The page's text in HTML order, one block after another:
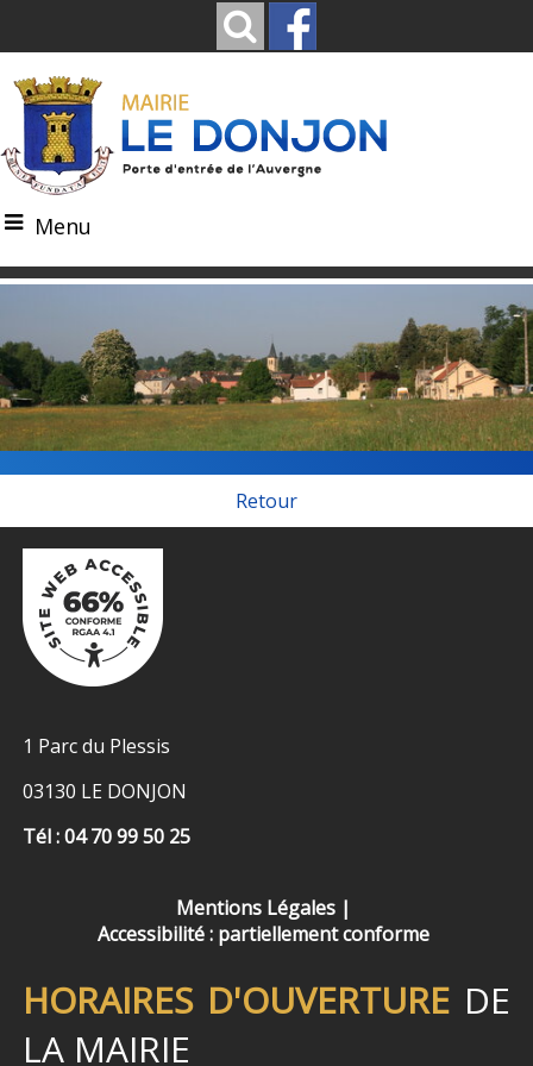
Menu
Retour
1 Parc du Plessis
03130 LE DONJON
Tél : 04 70 99 50 25
Mentions Légales
Accessibilité : partiellement conforme
HORAIRES D'OUVERTUREDE
LA MAIRIE